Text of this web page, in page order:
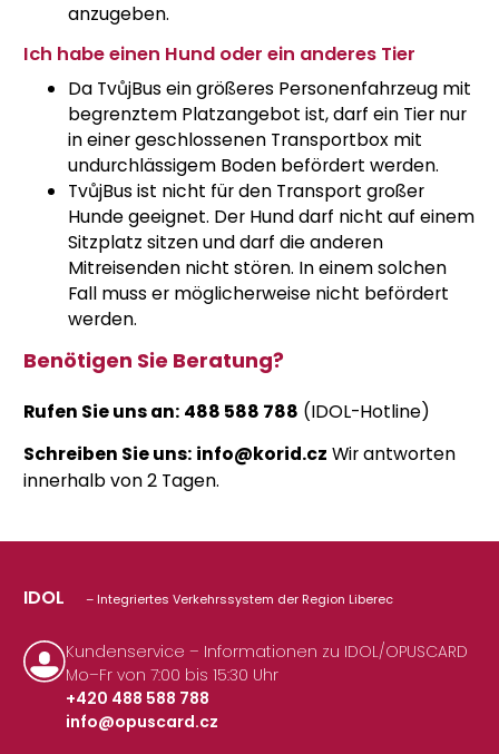
anzugeben.
Ich habe einen Hund oder ein anderes Tier
Da TvůjBus ein größeres Personenfahrzeug mit
begrenztem Platzangebot ist, darf ein Tier nur
in einer geschlossenen Transportbox mit
undurchlässigem Boden befördert werden.
TvůjBus ist nicht für den Transport großer
Hunde geeignet. Der Hund darf nicht auf einem
Sitzplatz sitzen und darf die anderen
Mitreisenden nicht stören. In einem solchen
Fall muss er möglicherweise nicht befördert
werden.
Benötigen Sie Beratung?
Rufen Sie uns an: 488 588 788 (IDOL-Hotline)
Schreiben Sie uns: info@korid.cz Wir antworten
innerhalb von 2 Tagen.
IDOL – Integriertes Verkehrssystem der Region Liberec
Kundenservice – Informationen zu IDOL/OPUSCARD
Mo–Fr von 7:00 bis 15:30 Uhr
+420 488 588 788
|
info@opuscard.cz